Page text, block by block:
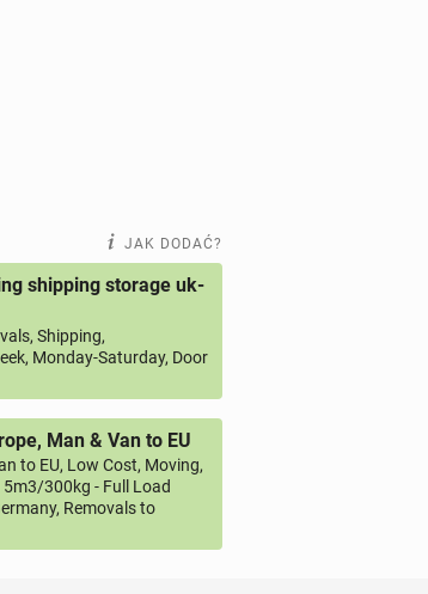
JAK DODAĆ?
shipping storage uk-
Shipping,
Monday-Saturday, Door
Man & Van to EU
to EU, Low Cost, Moving,
300kg - Full Load
Removals to